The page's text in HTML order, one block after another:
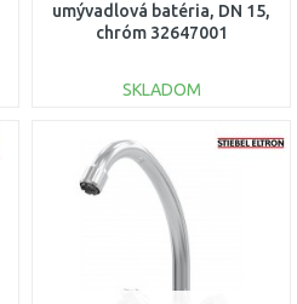
umývadlová batéria, DN 15,
chróm 32647001
SKLADOM
DO KOŠÍKA
Porovnať